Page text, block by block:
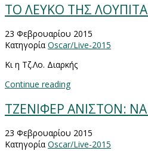
TO ΛΕΥΚΟ ΤΗΣ
23 Φεβρουαρίου 2015
Κατηγορία Oscar/Live-2015
Κι η Τζ.Λο. Διαρκής
Continue reading
ΤΖΕΝΙΦΕΡ ΑΝΙΣΤΟΝ: ΝΑ
23 Φεβρουαρίου 2015
Κατηγορία Oscar/Live-2015